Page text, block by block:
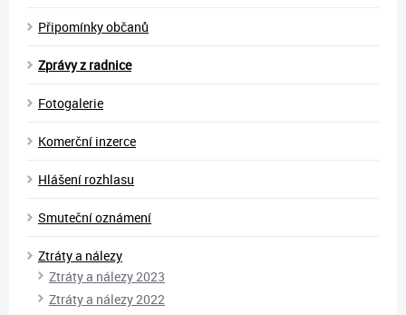
Připomínky občanů
Zprávy z radnice
Fotogalerie
Komerční inzerce
Hlášení rozhlasu
Smuteční oznámení
Ztráty a nálezy
Ztráty a nálezy 2023
Ztráty a nálezy 2022